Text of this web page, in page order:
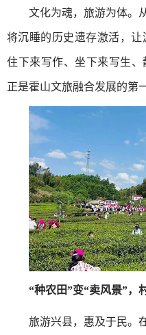
文化为魂，旅游为体。
将沉睡的历史遗存激活，
住下来写作、坐下来写生
正是霍山文旅融合发展的第
“种农田”变“卖风景”，
旅游兴县，惠及于民。